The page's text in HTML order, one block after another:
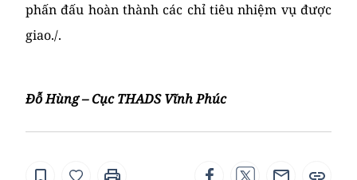
phấn đấu hoàn thành các chỉ tiêu nhiệm vụ được
giao./.
Đỗ Hùng – Cục THADS Vĩnh Phúc